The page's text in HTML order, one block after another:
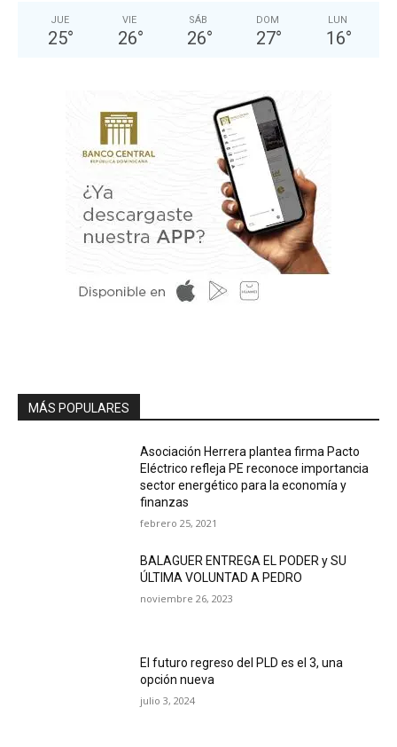
JUE
25°
VIE
26°
SÁB
26°
DOM
27°
LUN
16°
MÁS POPULARES
Asociación Herrera plantea firma Pacto
Eléctrico refleja PE reconoce importancia
sector energético para la economía y
finanzas
febrero 25, 2021
BALAGUER ENTREGA EL PODER y SU
ÚLTIMA VOLUNTAD A PEDRO
noviembre 26, 2023
El futuro regreso del PLD es el 3, una
opción nueva
julio 3, 2024